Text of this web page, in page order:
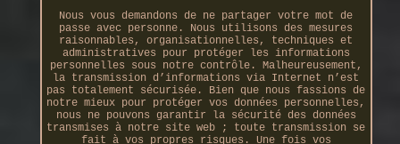
Nous vous demandons de ne partager votre mot de
passe avec personne. Nous utilisons des mesures
raisonnables, organisationnelles, techniques et
administratives pour protéger les informations
personnelles sous notre contrôle. Malheureusement,
la transmission d’informations via Internet n’est
pas totalement sécurisée. Bien que nous fassions de
notre mieux pour protéger vos données personnelles,
nous ne pouvons garantir la sécurité des données
transmises à notre site web ; toute transmission se
fait à vos propres risques. Une fois vos